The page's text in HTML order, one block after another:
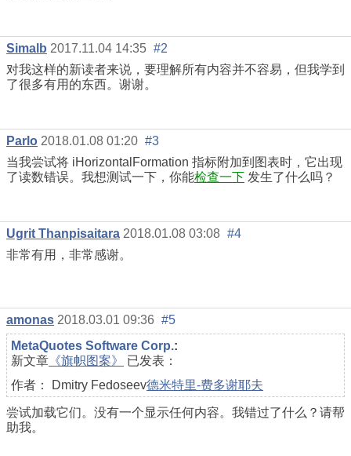
Simalb 2017.11.04 14:35 #2
对我这样的新读者来说，要理解所有内容并不容易，但我学到
了很多有用的东西。谢谢。
Parlo 2018.01.08 01:20 #3
当我尝试将 iHorizontalFormation 指标附加到图表时，它出现
了读数错误。我想测试一下，你能检查一下 发生了什么吗？
Ugrit Thanpisaitara 2018.01.08 03:08 #4
非常有用，非常感谢。
amonas 2018.03.01 09:36 #5
MetaQuotes Software Corp.:
新文章 《旗帜图案》
已发表：
作者： Dmitry Fedoseev德米特里-费多谢耶夫
尝试加载它们。没有一个显示任何内容。我错过了什么？请帮
助我。